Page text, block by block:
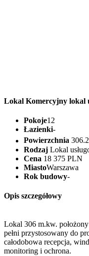
Lokal Komercyjny lokal
Pokoje12
Łazienki-
Powierzchnia
Rodzaj Lokal
Cena 18 375 PLN
MiastoWarszawa
Rok budowy-
Opis szczegółowy
Lokal 306 m.kw.
pełni przystosowany do
całodobowa recepcja,
monitoring i ochrona.